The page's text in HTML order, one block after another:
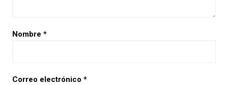
Nombre *
Correo electrónico *